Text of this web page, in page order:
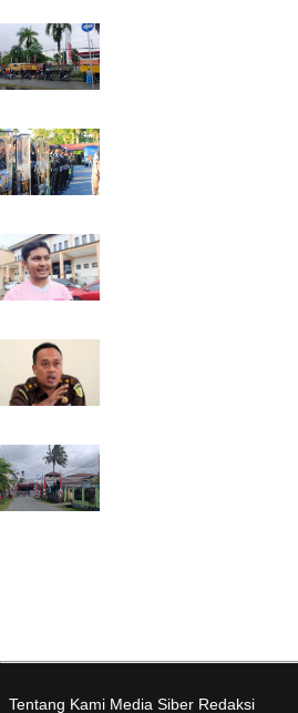
Tentang Kami Media Siber Redaksi